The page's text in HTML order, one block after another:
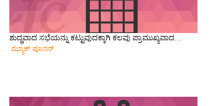
ಶುದ್ಧವಾದ ಸಭೆಯನ್ನು ಕಟ್ಟುವುದಕ್ಕಾಗಿ ಕಲವು ಪ್ರಾಮುಖ್ಯವಾದ…
ಝ್ಯಾಕ್ ಪೂನನ್